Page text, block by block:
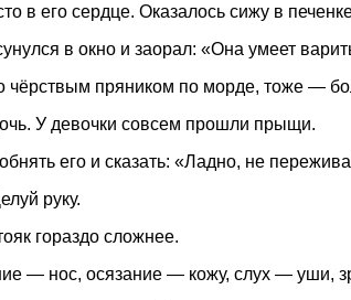
в его сердце. Оказалось сижу в
в окно и заорал: «Она умеет
чёрствым пряником по морде, тоже —
У девочки совсем прошли прыщи.
его и сказать: «Ладно, не
руку.
гораздо сложнее.
— нос, осязание — кожу, слух —